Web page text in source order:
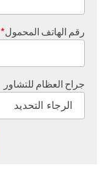
رقم الهاتف المحمول*
جراح العظام للتشاور